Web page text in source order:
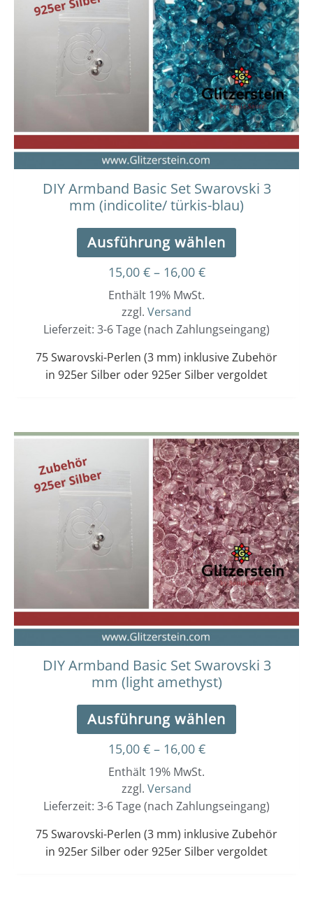
DIY Armband Basic Set Swarovski 3
mm (indicolite/ türkis-blau)
Ausführung wählen
mehrere
Varianten
auf.
Die
Optionen
können
auf
der
werden
15,00 € – 16,00 €
16,00 €
Enthält 19% MwSt.
zzgl. Versand
Lieferzeit: 3-6 Tage (nach Zahlungseingang)
75 Swarovski-Perlen (3 mm) inklusive Zubehör
in 925er Silber oder 925er Silber vergoldet
DIY Armband Basic Set Swarovski 3
mm (light amethyst)
Ausführung wählen
Dieses
Produkt
weist
mehrere
Varianten
auf.
Die
Optionen
können
auf
der
werden
15,00 € – 16,00 €
Preisspanne:
15,00 €
bis
16,00 €
Enthält 19% MwSt.
zzgl. Versand
Lieferzeit: 3-6 Tage (nach Zahlungseingang)
75 Swarovski-Perlen (3 mm) inklusive Zubehör
in 925er Silber oder 925er Silber vergoldet